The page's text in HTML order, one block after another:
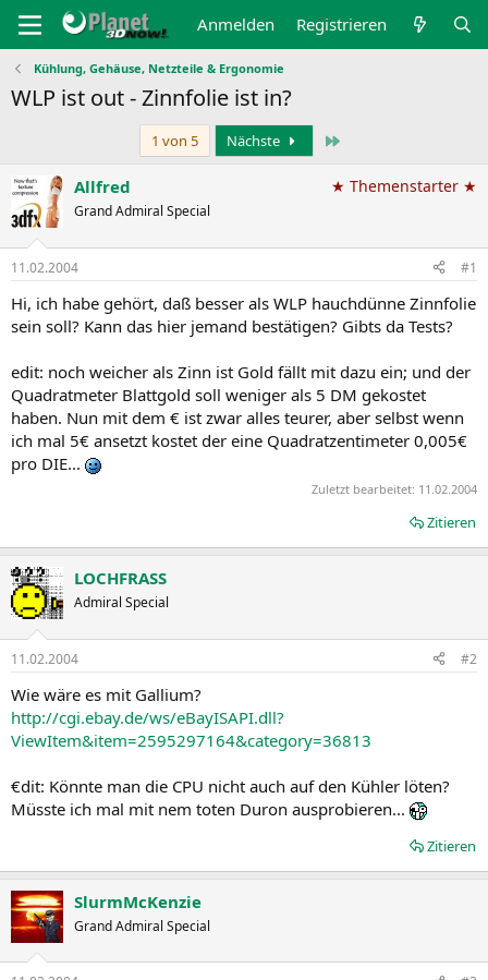
Anmelden Registrieren
Kühlung, Gehäuse, Netzteile & Ergonomie
WLP ist out - Zinnfolie ist in?
1 von 5 Nächste
Allfred
Grand Admiral Special
★ Themenstarter ★
11.02.2004 #1
Hi, ich habe gehört, daß besser als WLP hauchdünne Zinnfolie
sein soll? Kann das hier jemand bestätigen? Gibts da Tests?
edit: noch weicher als Zinn ist Gold fällt mit dazu ein; und der
Quadratmeter Blattgold soll weniger als 5 DM gekostet
haben. Nun mit dem € ist zwar alles teurer, aber selbst wenn
ich mal 5€ ansetzt kostet der eine Quadratzentimeter 0,005€
pro DIE...
Zuletzt bearbeitet: 11.02.2004
Zitieren
LOCHFRASS
Admiral Special
11.02.2004 #2
Wie wäre es mit Gallium?
http://cgi.ebay.de/ws/eBayISAPI.dll?
ViewItem&item=2595297164&category=36813
€dit: Könnte man die CPU nicht auch auf den Kühler löten?
Müsste ich mal mit nem toten Duron ausprobieren...
Zitieren
SlurmMcKenzie
Grand Admiral Special